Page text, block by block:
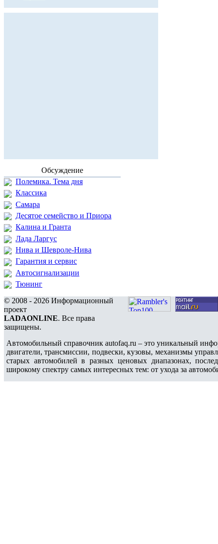
Обсуждение
Полемика. Тема дня
Классика
Самара
Десятое семейство и Приора
Калина и Гранта
Лада Ларгус
Нива и Шевроле-Нива
Гарантия и сервис
Автосигнализации
Тюнинг
© 2008 - 2026 Информационный
проект
LADAONLINE. Все права
защищены.
Автомобильный справочник autofaq.ru – это уникальный
двигатели, трансмиссии, подвески, кузовы, механизмы
старых автомобилей в разных ценовых диапазонах,
широкому спектру самых интересных тем: от ухода за